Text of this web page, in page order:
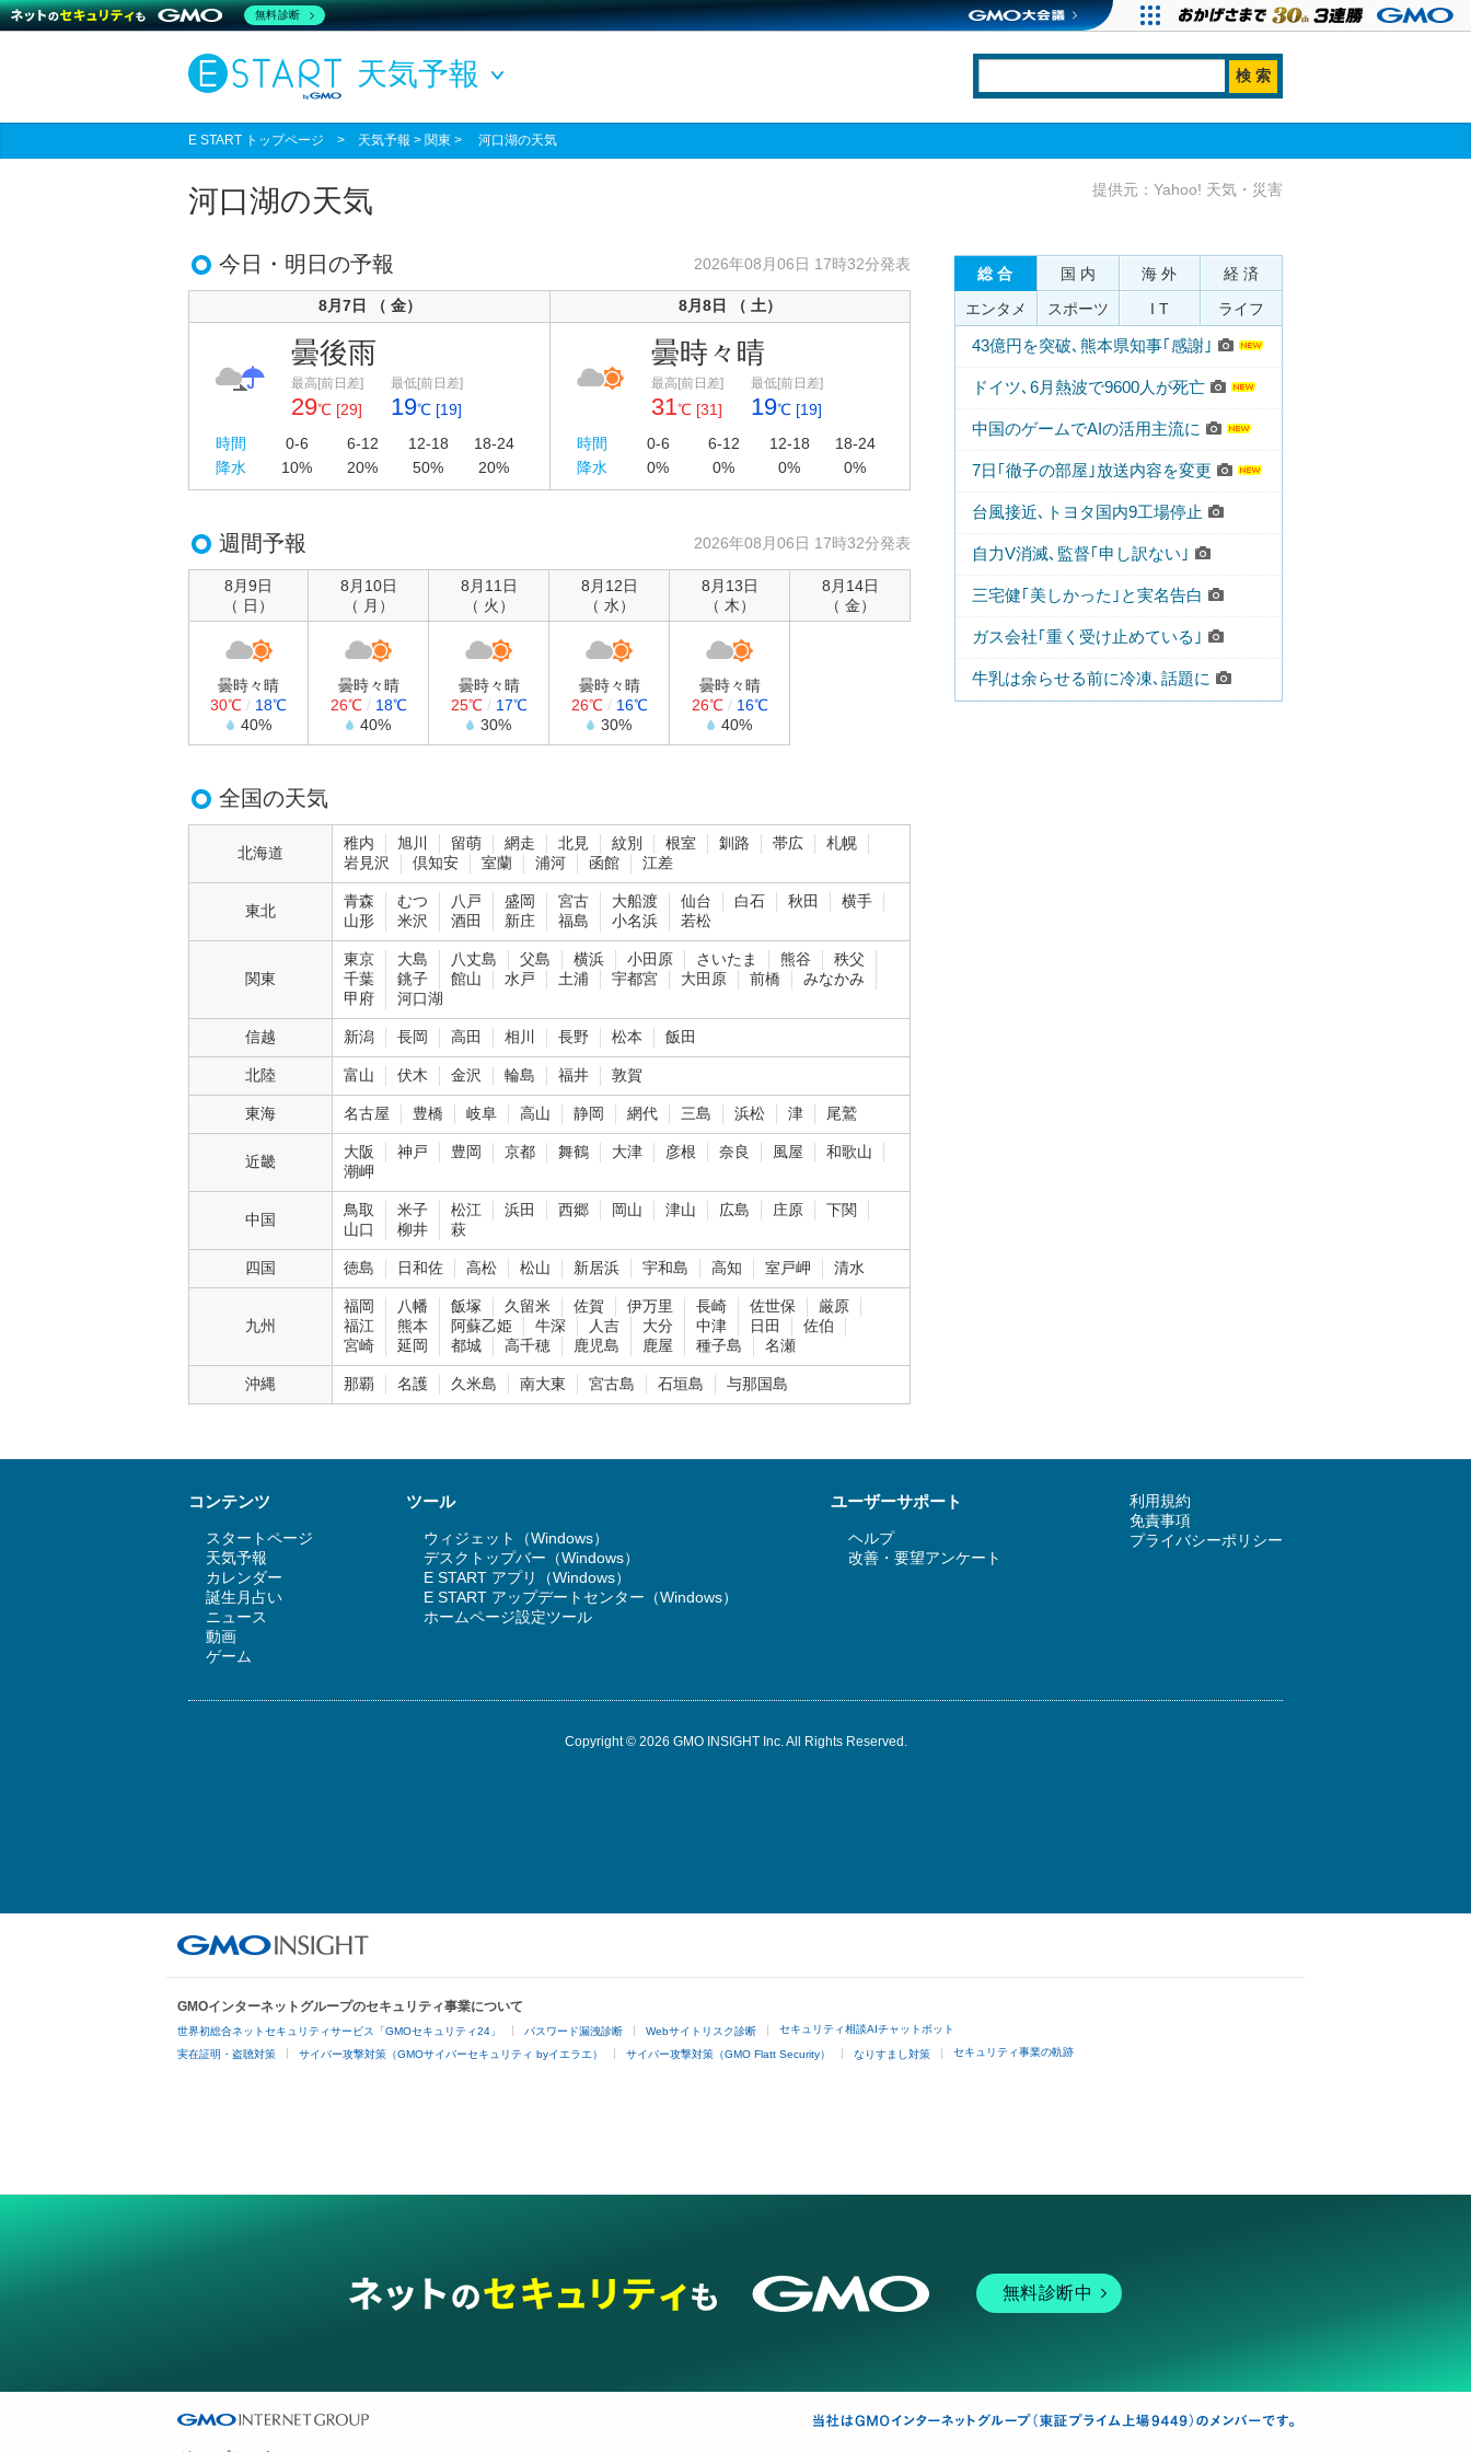
天気予報
E START トップページ > 天気予報 > 関東 > 河口湖の天気
河口湖の天気
今日・明日の予報 2026年08月06日 17時32分発表
8月7日 （ 金） 8月8日 （ 土）
曇後雨
最高[前日差]
29℃ [29]
最低[前日差]
19℃ [19]
曇時々晴
最高[前日差]
31℃ [31]
最低[前日差]
19℃ [19]
時間
0-6 6-12 12-18
18-24
降水
10% 20% 50% 20%
時間 0-6 6-12 12-18
18-24
降水
0% 0% 0% 0%
週間予報 2026年08月06日 17時32分発表
8月9日
（ 日）
8月10日
（ 月）
8月11日
（ 火）
8月12日
（ 水）
8月13日
（ 木）
8月14日
（ 金）
曇時々晴
30℃ / 18℃
40%
曇時々晴
26℃/ 18℃
40%
曇時々晴
25℃/ 17℃
30%
曇時々晴
26℃/ 16℃
30%
曇時々晴
26℃/ 16℃
40%
全国の天気
北海道
稚内 旭川 留萌 網走 北見 紋別 根室 釧路 帯広
札幌
岩見沢
倶知安 室蘭 浦河 函館 江差
東北
青森 むつ 八戸 盛岡 宮古 大船渡 仙台 白石 秋田
横手
山形
米沢 酒田 新庄 福島 小名浜 若松
関東
東京 大島 八丈島 父島 横浜 小田原 さいたま 熊谷
秩父
千葉
銚子 館山 水戸 土浦 宇都宮 大田原 前橋
みなかみ
甲府
河口湖
信越 新潟 長岡 高田 相川 長野 松本 飯田
北陸 富山 伏木 金沢 輪島 福井 敦賀
東海 名古屋 豊橋 岐阜 高山 静岡 網代 三島 浜松 津 尾鷲
近畿
大阪 神戸 豊岡 京都 舞鶴 大津 彦根 奈良 風屋
和歌山
潮岬
中国
鳥取 米子 松江 浜田 西郷 岡山 津山 広島 庄原
下関
山口
柳井 萩
四国 徳島 日和佐 高松 松山 新居浜 宇和島 高知 室戸岬 清水
九州
福岡 八幡 飯塚 久留米 佐賀 伊万里 長崎 佐世保
厳原
福江
熊本 阿蘇乙姫 牛深 人吉 大分 中津 日田
佐伯
宮崎
延岡 都城 高千穂 鹿児島 鹿屋 種子島 名瀬
沖縄 那覇 名護 久米島 南大東 宮古島 石垣島 与那国島
提供元：Yahoo! 天気・災害
総 合 国 内 海 外
経 済
エンタメ
スポーツ I T ライフ
43億円を突破､熊本県知事｢感謝｣
ドイツ､6月熱波で9600人が死亡
中国のゲームでAIの活用主流に
7日｢徹子の部屋｣放送内容を変更
台風接近､トヨタ国内9工場停止
自力V消滅､監督｢申し訳ない｣
三宅健｢美しかった｣と実名告白
ガス会社｢重く受け止めている｣
牛乳は余らせる前に冷凍､話題に
コンテンツ
スタートページ
天気予報
カレンダー
誕生月占い
ニュース
動画
ゲーム
ツール
ウィジェット（Windows）
デスクトップバー（Windows）
E START アプリ（Windows）
E START アップデートセンター（Windows）
ホームページ設定ツール
ユーザーサポート
ヘルプ
改善・要望アンケート
利用規約
免責事項
プライバシーポリシー
Copyright © 2026 GMO INSIGHT Inc. All Rights Reserved.
GMOインターネットグループのセキュリティ事業について
世界初総合ネットセキュリティサービス「GMOセキュリティ24」 パスワード漏洩診断 Webサイトリスク診断 セキュリティ相談AIチャットボット
実在証明・盗聴対策 サイバー攻撃対策（GMOサイバーセキュリティ byイエラエ） サイバー攻撃対策（GMO Flatt Security） なりすまし対策 セキュリティ事業の軌跡
無料診断中
無料診断